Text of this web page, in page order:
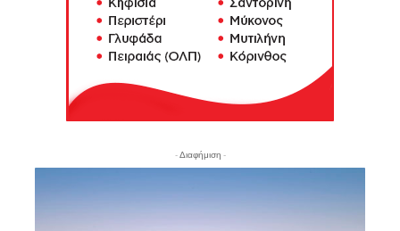
- Διαφήμιση -